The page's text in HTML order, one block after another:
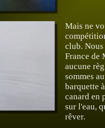
Mais ne
club. Nous
France de
aucune
sommes
barquette
canard en
sur l'eau,
rêver.